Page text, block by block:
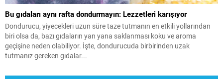
Bu gıdaları aynı rafta dondurmayın: Lezzetleri karışıyor
Dondurucu, yiyecekleri uzun süre taze tutmanın en etkili yollarından
biri olsa da, bazı gıdaların yan yana saklanması koku ve aroma
geçişine neden olabiliyor. İşte, dondurucuda birbirinden uzak
tutmanız gereken gıdalar...